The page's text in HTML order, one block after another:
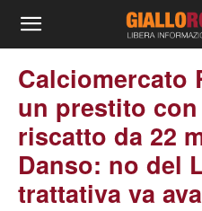
Calciomercato
un prestito
riscatto da 22
Danso: no del
trattativa va